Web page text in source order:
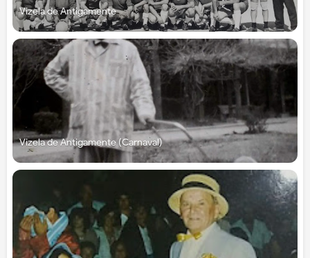
Vizela de Antigamente
Vizela de Antigamente (Carnaval)